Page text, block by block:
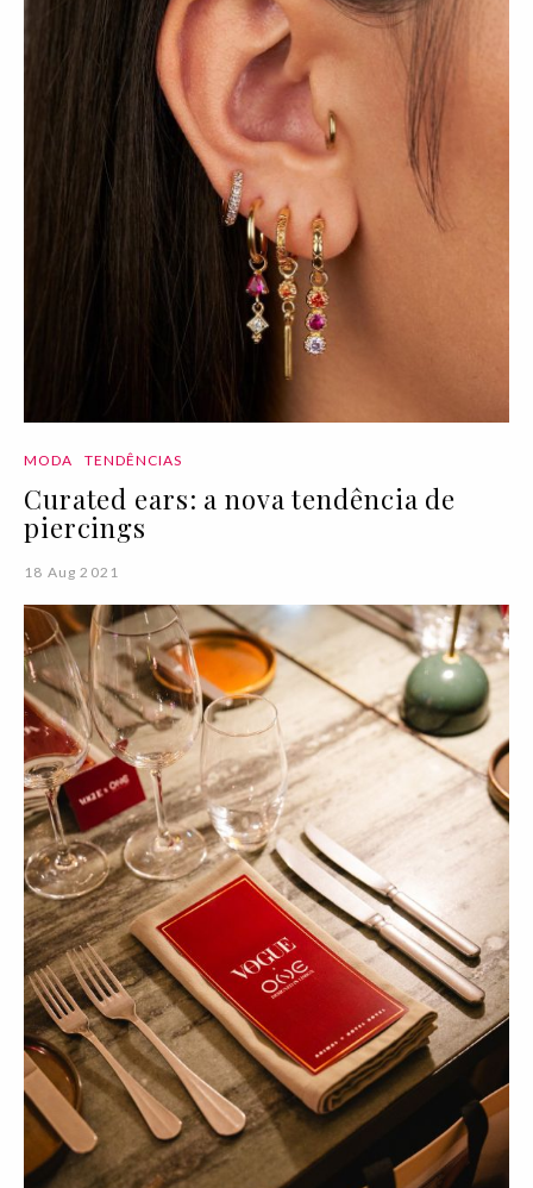
MODA TENDÊNCIAS
Curated ears: a nova tendência de
piercings
18 Aug 2021